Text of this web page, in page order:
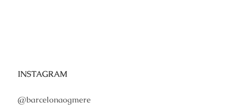
INSTAGRAM
@barcelonaogmere